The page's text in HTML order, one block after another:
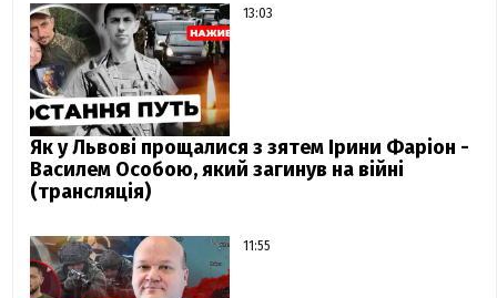
13:03
Як у Львові прощалися з зятем Ірини Фаріон -
Василем Особою, який загинув на війні
(трансляція)
11:55